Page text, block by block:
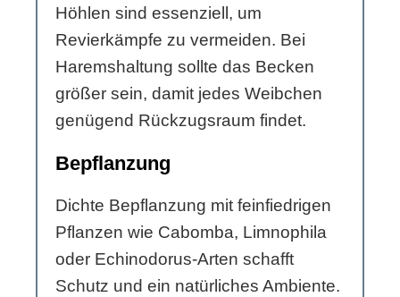
Höhlen sind essenziell, um
Revierkämpfe zu vermeiden. Bei
Haremshaltung sollte das Becken
größer sein, damit jedes Weibchen
genügend Rückzugsraum findet.
Bepflanzung
Dichte Bepflanzung mit feinfiedrigen
Pflanzen wie Cabomba, Limnophila
oder Echinodorus-Arten schafft
Schutz und ein natürliches Ambiente.